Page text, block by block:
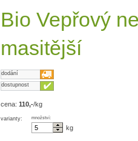
Bio Vepřový
masitější
dodání
dostupnost
cena: 110,-/kg
varianty: množství:
kg